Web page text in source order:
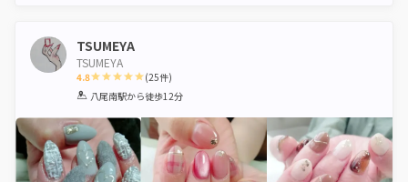
TSUMEYA
TSUMEYA
4.8
1 2 3 4 5
(25件)
八尾南駅から徒歩12分